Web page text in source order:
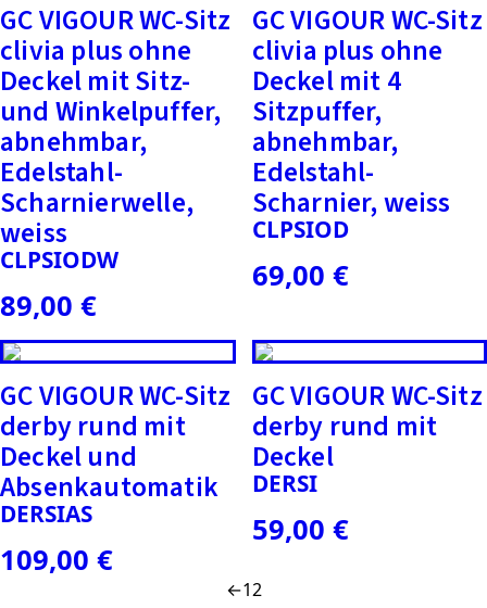
GC VIGOUR WC-Sitz
clivia plus ohne
Deckel mit Sitz-
und Winkelpuffer,
abnehmbar,
Edelstahl-
Scharnierwelle,
weiss
CLPSIODW
89,00 €
GC VIGOUR WC-Sitz
clivia plus ohne
Deckel mit 4
Sitzpuffer,
abnehmbar,
Edelstahl-
Scharnier, weiss
CLPSIOD
69,00 €
GC VIGOUR WC-Sitz
derby rund mit
Deckel und
Absenkautomatik
DERSIAS
109,00 €
GC VIGOUR WC-Sitz
derby rund mit
Deckel
DERSI
59,00 €
←12